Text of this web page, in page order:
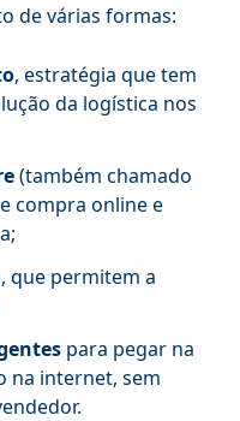
de várias formas:
, estratégia que tem
da logística nos
(também chamado
compra online e
, que permitem a
para pegar na
na internet, sem